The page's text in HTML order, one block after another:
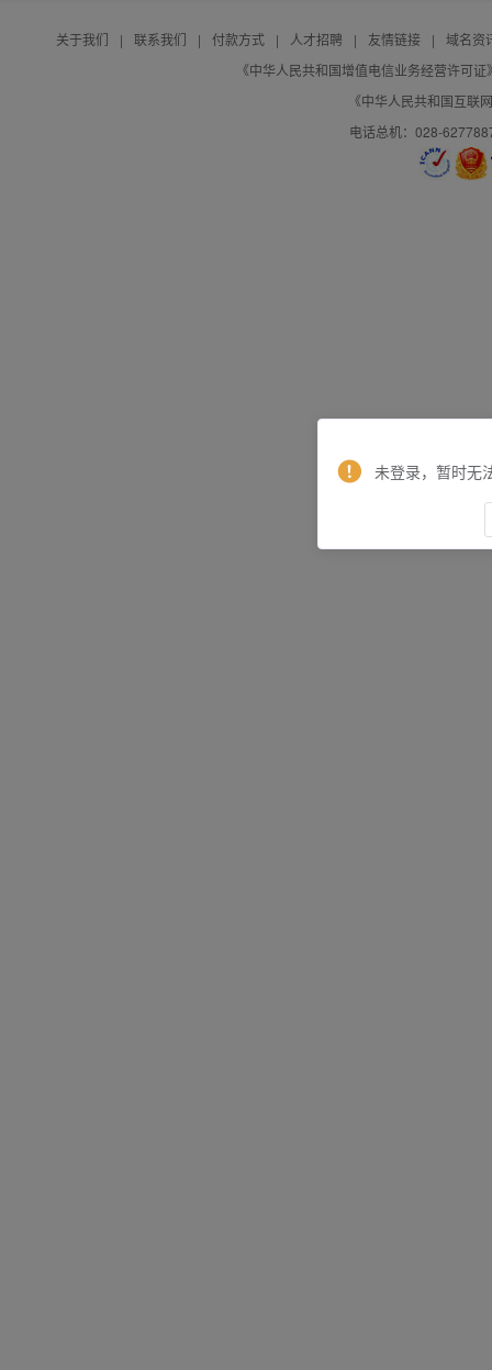
关于我们 | 联系我们 | 付款方式 | 人才招聘 | 友情链接 |
域名资
《中华人民共和国增值电信业务经营许可
《中华人民共和国互联
电话总机：028-
未登录，暂时无